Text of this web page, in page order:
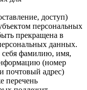
доступ)
персональных
прекращена в
данных.
себя фамилию, имя,
(номер
почтовый адрес)
перечень